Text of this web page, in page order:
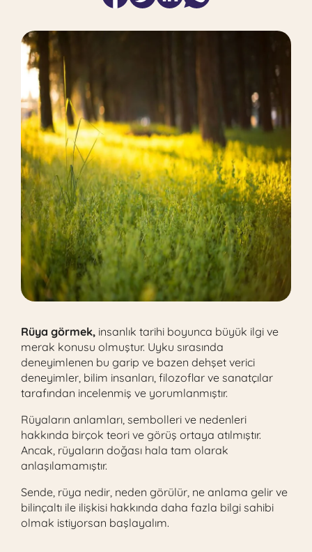
Rüya görmek, insanlık tarihi boyunca büyük ilgi ve
merak konusu olmuştur. Uyku sırasında
deneyimlenen bu garip ve bazen dehşet verici
deneyimler, bilim insanları, filozoflar ve sanatçılar
tarafından incelenmiş ve yorumlanmıştır.
Rüyaların anlamları, sembolleri ve nedenleri
hakkında birçok teori ve görüş ortaya atılmıştır.
Ancak, rüyaların doğası hala tam olarak
anlaşılamamıştır.
Sende, rüya nedir, neden görülür, ne anlama gelir ve
bilinçaltı ile ilişkisi hakkında daha fazla bilgi sahibi
olmak istiyorsan başlayalım.